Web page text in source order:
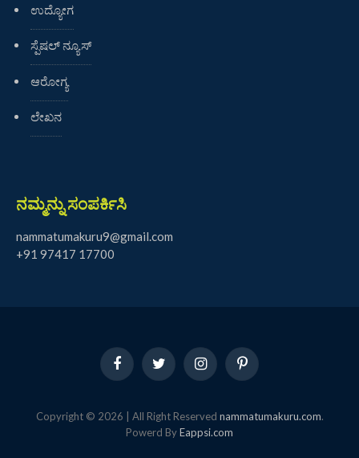
ಉದ್ಯೋಗ
ಸ್ಪೆಷಲ್ ನ್ಯೂಸ್
ಆರೋಗ್ಯ
ಲೇಖನ
ನಮ್ಮನ್ನು ಸಂಪರ್ಕಿಸಿ
nammatumakuru9@gmail.com
+91 97417 17700
FacebookTwitter InstagramPinterest
Copyright © 2026 | All Right Reserved nammatumakuru.com.
Powerd ByEappsi.com